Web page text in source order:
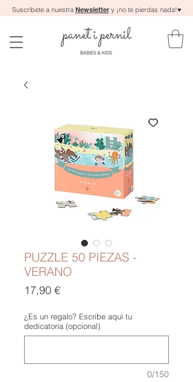
Suscríbete a nuestra Newslettery ¡no te pierdas nada!♥
PUZZLE 50 PIEZAS -
VERANO
17,90 €Precio
¿Es un regalo? Escribe aquí tu
dedicatoria (opcional)
0/150